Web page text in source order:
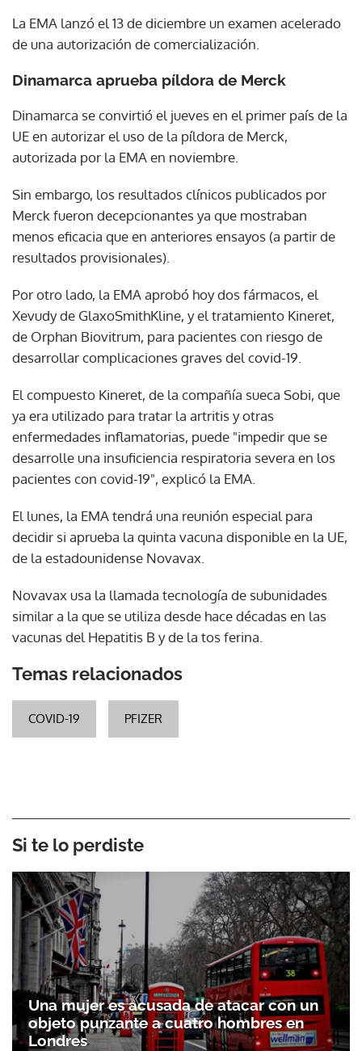
La EMA lanzó el 13 de diciembre un examen acelerado
de una autorización de comercialización.
Dinamarca aprueba píldora de Merck
Dinamarca se convirtió el jueves en el primer país de la
UE en autorizar el uso de la píldora de Merck,
autorizada por la EMA en noviembre.
Sin embargo, los resultados clínicos publicados por
Merck fueron decepcionantes ya que mostraban
menos eficacia que en anteriores ensayos (a partir de
resultados provisionales).
Por otro lado, la EMA aprobó hoy dos fármacos, el
Xevudy de GlaxoSmithKline, y el tratamiento Kineret,
de Orphan Biovitrum, para pacientes con riesgo de
desarrollar complicaciones graves del covid-19.
El compuesto Kineret, de la compañía sueca Sobi, que
ya era utilizado para tratar la artritis y otras
enfermedades inflamatorias, puede "impedir que se
desarrolle una insuficiencia respiratoria severa en los
pacientes con covid-19", explicó la EMA.
El lunes, la EMA tendrá una reunión especial para
decidir si aprueba la quinta vacuna disponible en la UE,
de la estadounidense Novavax.
Novavax usa la llamada tecnología de subunidades
similar a la que se utiliza desde hace décadas en las
vacunas del Hepatitis B y de la tos ferina.
Temas relacionados
COVID-19 PFIZER
Si te lo perdiste
Una mujer es acusada de atacar con un
objeto punzante a cuatro hombres en
Londres